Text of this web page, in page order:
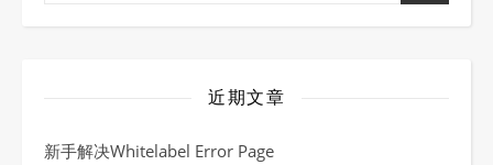
近期文章
新手解决Whitelabel Error Page